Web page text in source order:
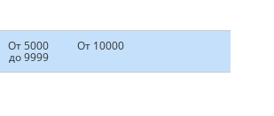
От 5000
до 9999
От 10000